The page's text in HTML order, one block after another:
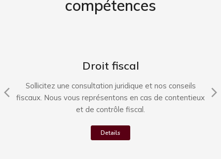
compétences
Droit fiscal
Sollicitez une consultation juridique et nos conseils
fiscaux. Nous vous représentons en cas de contentieux
et de contrôle fiscal.
Details